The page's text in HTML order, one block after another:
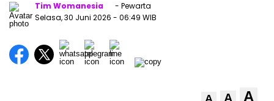
Tim Womanesia
- Pewarta
Selasa, 30 Juni 2026 - 06:49 WIB
A A